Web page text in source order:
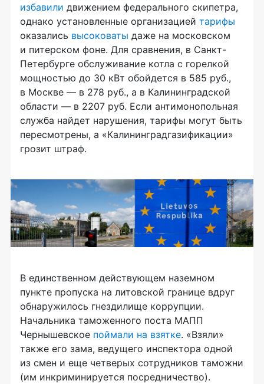
избавили движением федерального скипетра,
однако установленные организацией тарифы
оказались высоковаты даже на московском
и питерском фоне. Для сравнения, в Санкт-
Петербурге обслуживание котла с горелкой
мощностью до 30 кВт обойдется в 585 руб.,
в Москве — в 278 руб., а в Калининградской
области — в 2207 руб. Если антимонопольная
служба найдет нарушения, тарифы могут быть
пересмотрены, а «Калининградгазификации»
грозит штраф.
В единственном действующем наземном
пункте пропуска на литовской границе вдруг
обнаружилось гнездилище коррупции.
Начальника таможенного поста МАПП
Чернышевское поймали на взятке. «Взяли»
также его зама, ведущего инспектора одной
из смен и еще четверых сотрудников таможни
(им инкриминируется посредничество).